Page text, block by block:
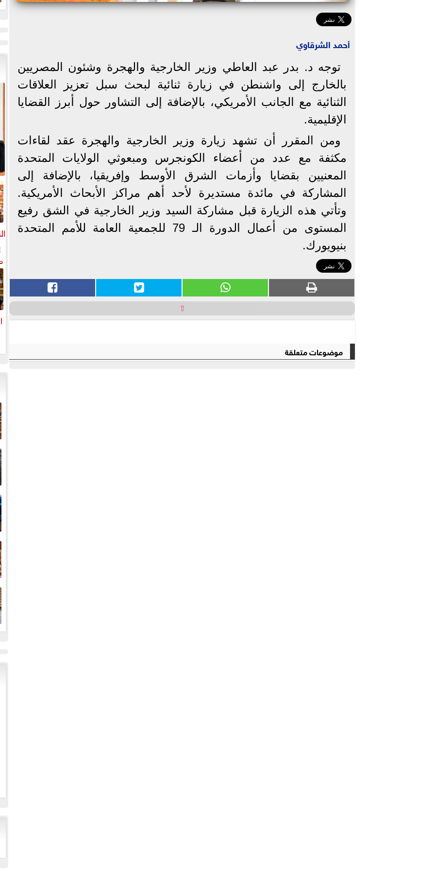
أحمد الشرقاوي
توجه د. بدر عبد العاطي وزير الخارجية والهجرة وشئون المصريين
بالخارج إلى واشنطن في زيارة ثنائية لبحث سبل تعزيز العلاقات
الثنائية مع الجانب الأمريكي، بالإضافة إلى التشاور حول أبرز القضايا
الإقليمية.
ومن المقرر أن تشهد زيارة وزير الخارجية والهجرة عقد لقاءات
مكثفة مع عدد من أعضاء الكونجرس ومبعوثي الولايات المتحدة
المعنيين بقضايا وأزمات الشرق الأوسط وإفريقيا، بالإضافة إلى
المشاركة في مائدة مستديرة لأحد أهم مراكز الأبحاث الأمريكية.
وتأتي هذه الزيارة قبل مشاركة السيد وزير الخارجية في الشق رفيع
المستوى من أعمال الدورة الـ 79 للجمعية العامة للأمم المتحدة
بنيويورك.
⇧
موضوعات متعلقة